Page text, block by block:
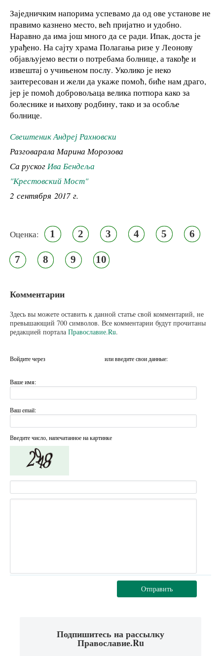
Заједничким напорима успевамо да од ове установе не
правимо казнено место, већ пријатно и удобно.
Наравно да има још много да се ради. Ипак, доста је
урађено. На сајту храма Полагања ризе у Леонову
објављујемо вести о потребама болнице, а такође и
извештај о учињеном послу. Уколико је неко
заитересован и жели да укаже помоћ, биће нам драго,
јер је помоћ добровољаца велика потпора како за
болеснике и њихову родбину, тако и за особље
болнице.
Свештеник Андреј Рахновски
Разговарала Марина Морозова
Са рускогИва Бендеља
"Крестовский Мост"
2 сентября 2017 г.
Оценка: 1 2 3 4 5 6
7 8 9 10
Комментарии
Здесь вы можете оставить к данной статье свой комментарий, не
превышающий 700 символов. Все комментарии будут прочитаны
редакцией портала Православие.Ru.
Войдите через или введите свои данные:
Ваше имя:
Ваш email:
Введите число, напечатанное на картинке
Отправить
Подпишитесь на рассылку
Православие.Ru